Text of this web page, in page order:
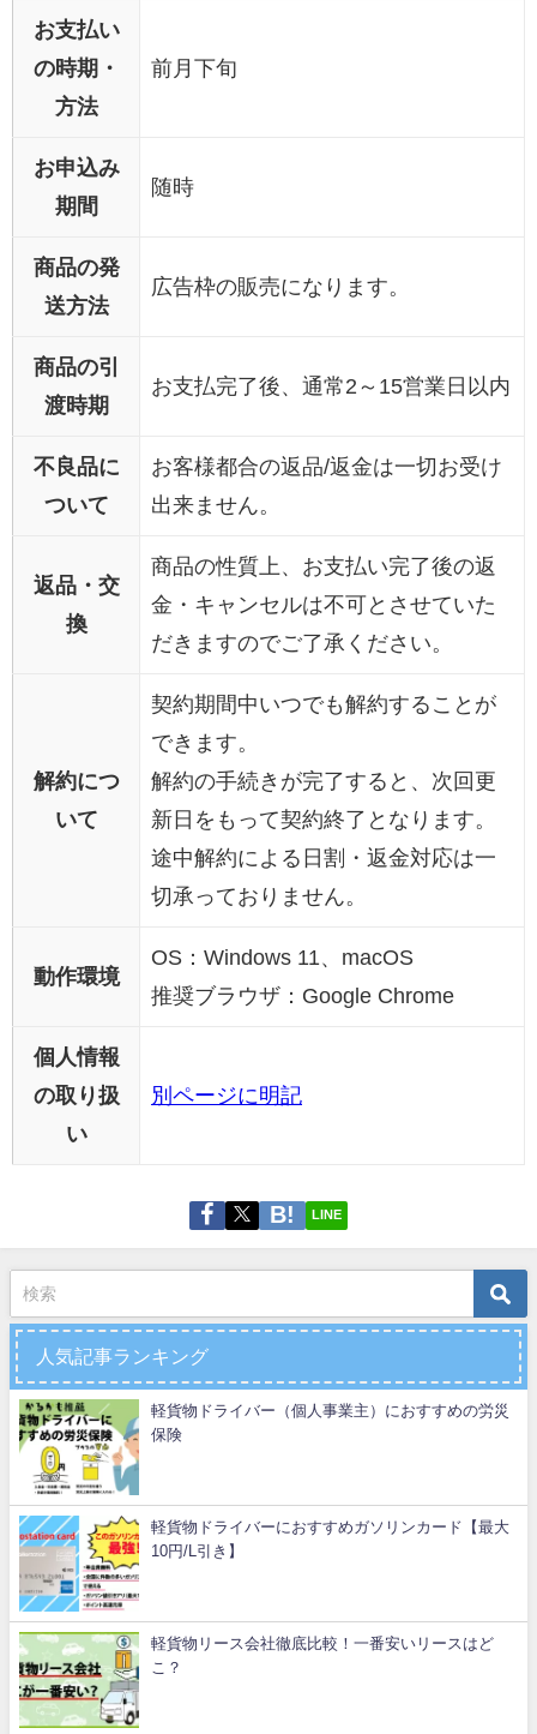
お支払い
の時期・
方法
前月下旬
お申込み
期間
随時
商品の発
送方法
広告枠の販売になります。
商品の引
渡時期
お支払完了後、通常2～15営業日以内
不良品に
ついて
お客様都合の返品/返金は一切お受け
出来ません。
返品・交
換
商品の性質上、お支払い完了後の返
金・キャンセルは不可とさせていた
だきますのでご了承ください。
解約につ
いて
契約期間中いつでも解約することが
できます。
解約の手続きが完了すると、次回更
新日をもって契約終了となります。
途中解約による日割・返金対応は一
切承っておりません。
動作環境
OS：Windows 11、macOS
推奨ブラウザ：Google Chrome
個人情報
の取り扱
い
別ページに明記
LINE
人気記事ランキング
軽貨物ドライバー（個人事業主）におすすめの労災
保険
軽貨物ドライバーにおすすめガソリンカード【最大
10円/L引き】
軽貨物リース会社徹底比較！一番安いリースはど
こ？